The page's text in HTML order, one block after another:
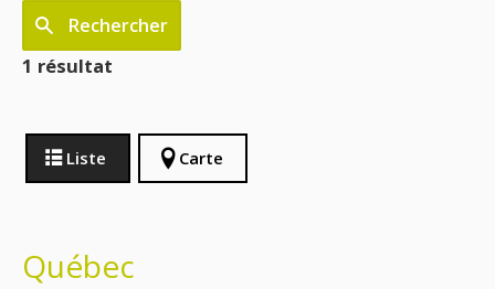
Rechercher
1 résultat
Liste Carte
Québec